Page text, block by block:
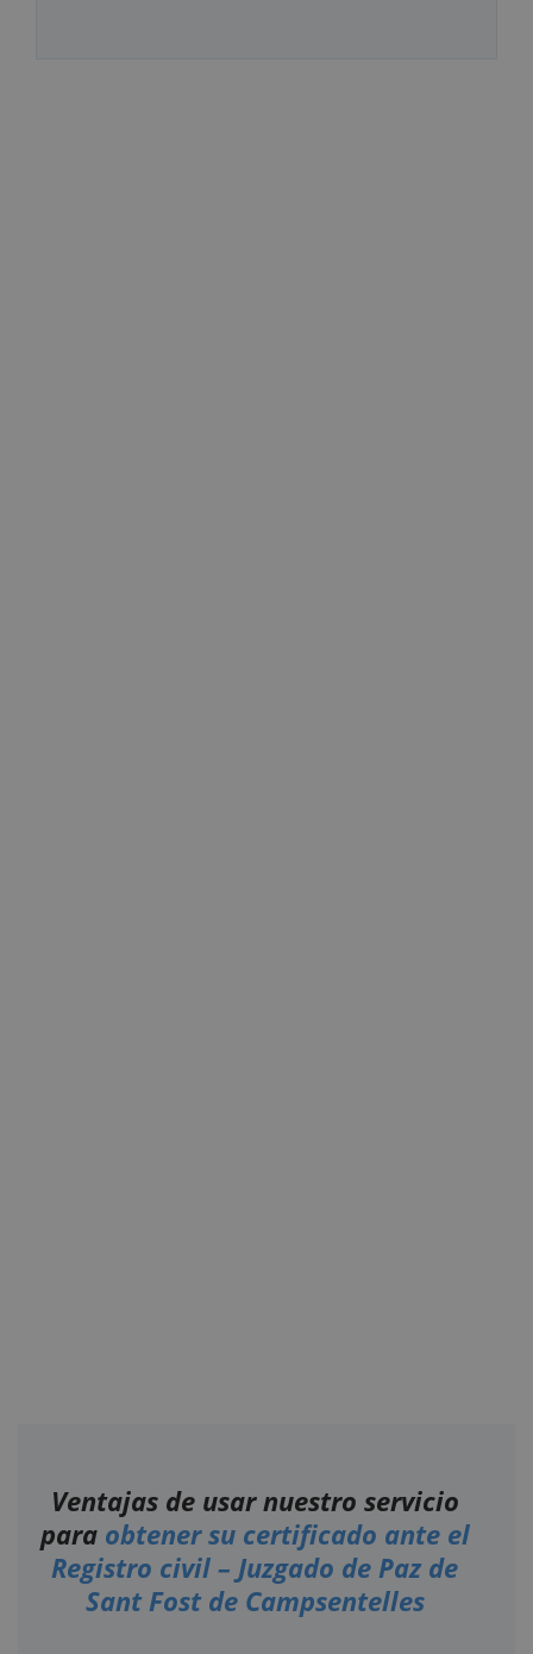
Ventajas de usar nuestro servicio
para obtener su certificado ante el
Registro civil – Juzgado de Paz de
Sant Fost de Campsentelles